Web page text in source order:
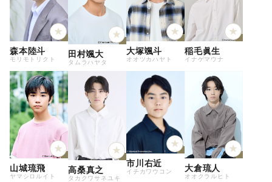
森本陸斗
モリモトリクト
田村颯大
タムラハヤタ
大塚颯斗
オオツカハヤト
稲毛眞生
イナゲマウナ
山城琉飛
ヤマシロルイト
高桑真之
タカクワサネユキ
市川右近
イチカワウコン 大倉琉人
オオクラルヒト